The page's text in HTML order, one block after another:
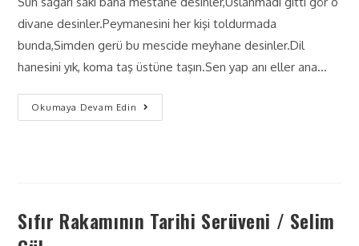
divane desinler.Peymanesini her kişi toldurmada
bunda,Simden gerü bu mescide meyhane desinler.Dil
hanesini yık, koma taş üstüne taşın.Sen yap anı eller ana…
Okumaya Devam Edin
Sıfır Rakamının Tarihi Serüveni / Selim